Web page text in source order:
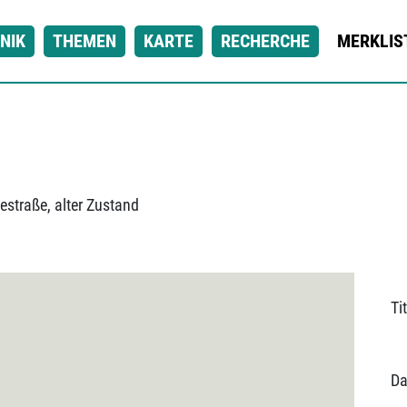
THEMEN KARTE RECHERCHE
alter Zustand